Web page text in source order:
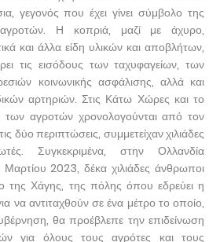
γεγονός που έχει γίνει σύμβολο της
Η κοπριά, μαζί με άχυρο,
και άλλα είδη υλικών και αποβλήτων,
τις εισόδους των ταχυφαγείων, των
κοινωνικής ασφάλισης, αλλά και
αρτηριών. Στις Κάτω Χώρες και το
των αγροτών χρονολογούνται από τον
δύο περιπτώσεις, συμμετείχαν χιλιάδες
Συγκεκριμένα, στην Ολλανδία
Μαρτίου 2023, δέκα χιλιάδες άνθρωποι
της Χάγης, της πόλης όπου εδρεύει η
να αντιταχθούν σε ένα μέτρο το οποίο,
θα προέβλεπε την επιδείνωση
για όλους τους αγρότες και τους